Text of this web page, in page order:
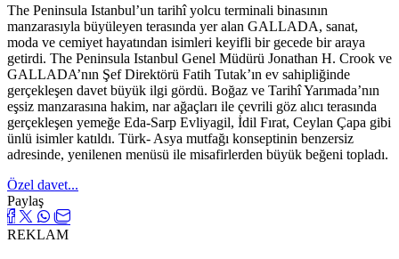
The Peninsula Istanbul’un tarihî yolcu terminali binasının
manzarasıyla büyüleyen terasında yer alan GALLADA, sanat,
moda ve cemiyet hayatından isimleri keyifli bir gecede bir araya
getirdi. The Peninsula Istanbul Genel Müdürü Jonathan H. Crook ve
GALLADA’nın Şef Direktörü Fatih Tutak’ın ev sahipliğinde
gerçekleşen davet büyük ilgi gördü. Boğaz ve Tarihî Yarımada’nın
eşsiz manzarasına hakim, nar ağaçları ile çevrili göz alıcı terasında
gerçekleşen yemeğe Eda-Sarp Evliyagil, İdil Fırat, Ceylan Çapa gibi
ünlü isimler katıldı. Türk- Asya mutfağı konseptinin benzersiz
adresinde, yenilenen menüsü ile misafirlerden büyük beğeni topladı.
Özel davet...
Paylaş
REKLAM